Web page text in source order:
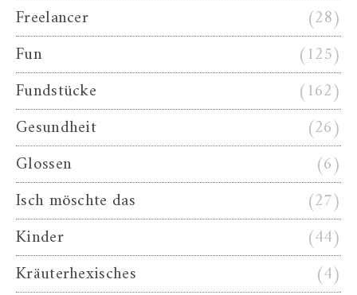
Freelancer
(28)
Fun
(125)
Fundstücke
(162)
Gesundheit
(26)
Glossen
(6)
Isch möschte das
(27)
Kinder
(44)
Kräuterhexisches
(4)